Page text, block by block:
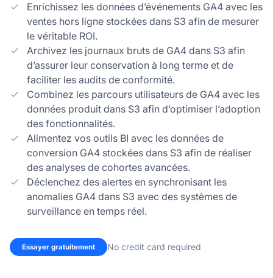
Enrichissez les données d’événements GA4 avec les
ventes hors ligne stockées dans S3 afin de mesurer
le véritable ROI.
Archivez les journaux bruts de GA4 dans S3 afin
d’assurer leur conservation à long terme et de
faciliter les audits de conformité.
Combinez les parcours utilisateurs de GA4 avec les
données produit dans S3 afin d’optimiser l’adoption
des fonctionnalités.
Alimentez vos outils BI avec les données de
conversion GA4 stockées dans S3 afin de réaliser
des analyses de cohortes avancées.
Déclenchez des alertes en synchronisant les
anomalies GA4 dans S3 avec des systèmes de
surveillance en temps réel.
Essayer gratuitement No credit card required